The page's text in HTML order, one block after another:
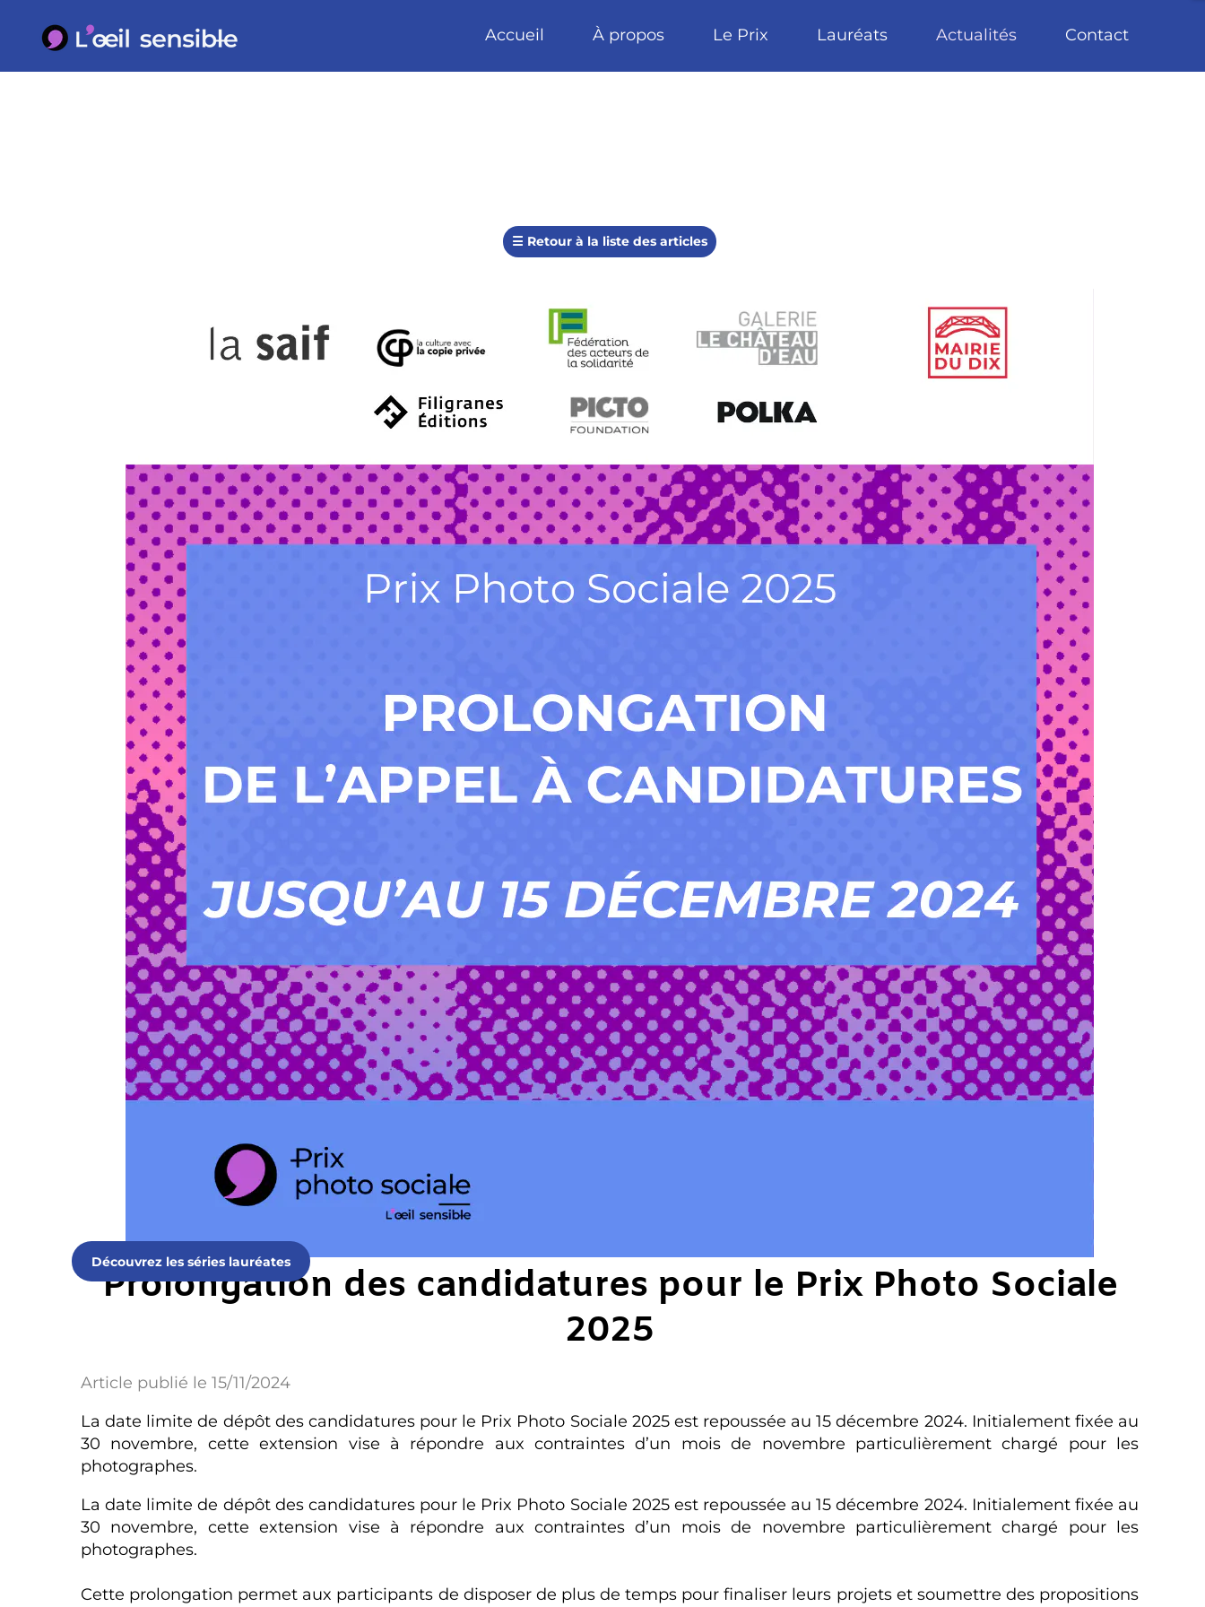
Accueil À propos Le Prix Lauréats Actualités Contact
☰ Retour à la liste des articles
Prolongation des candidatures pour le Prix Photo Sociale
2025
Article publié le 15/11/2024
La date limite de dépôt des candidatures pour le Prix Photo Sociale 2025 est repoussée au 15 décembre 2024. Initialement fixée au
30 novembre, cette extension vise à répondre aux contraintes d’un mois de novembre particulièrement chargé pour les
photographes.
La date limite de dépôt des candidatures pour le Prix Photo Sociale 2025 est repoussée au 15 décembre 2024. Initialement fixée au
30 novembre, cette extension vise à répondre aux contraintes d’un mois de novembre particulièrement chargé pour les
photographes.
Cette prolongation permet aux participants de disposer de plus de temps pour finaliser leurs projets et soumettre des propositions
Découvrez les séries lauréates